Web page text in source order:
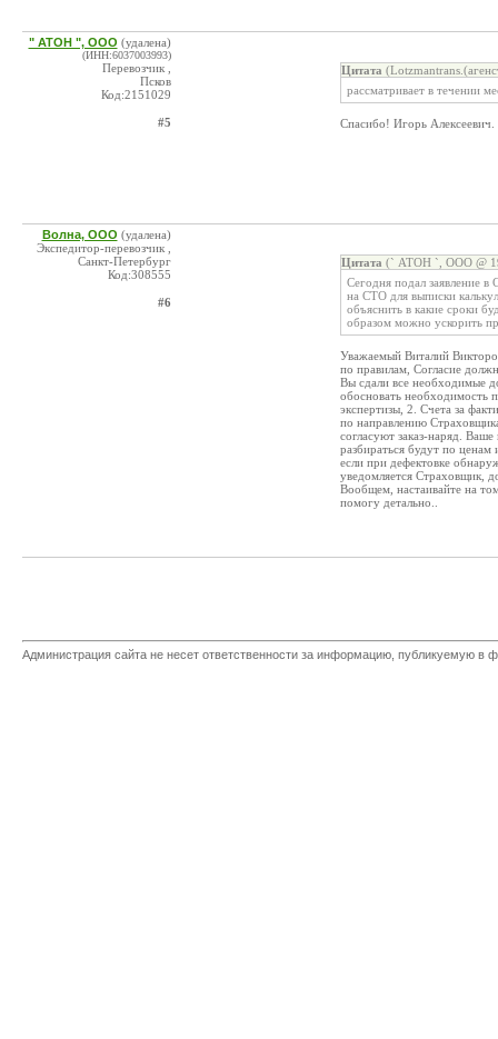
" АТОН ", ООО (удалена)
(ИНН:6037003993)
Перевозчик ,
Псков
Код:2151029
#5
Цитата
рассматривает в течении
Спасибо! Игорь Алексеевич.
Волна, ООО (удалена)
Экспедитор-перевозчик ,
Санкт-Петербург
Код:308555
#6
Цитата (` АТОН `, ООО @
Сегодня подал заявление
на СТО для выписки
объяснить в какие сроки
образом можно ускорить
Уважаемый Виталий
по правилам, Согласие
Вы сдали все необходимые
обосновать необходимость
экспертизы, 2. Счета за
по направлению
согласуют заказ-наряд.
разбираться будут по
если при дефектовке
уведомляется Страховщик,
Вообщем, настаивайте на
помогу детально..
Администрация сайта не несет ответственности за информацию, публикуемую